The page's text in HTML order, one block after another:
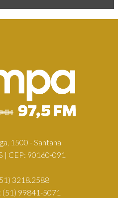
1500 - Santana
| CEP: 90160-091
3218.2588
(51) 99841-5071